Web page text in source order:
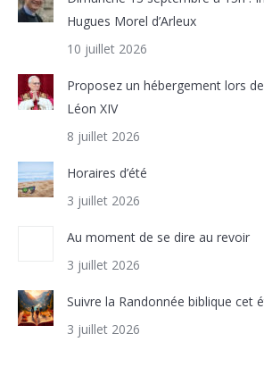
Hugues Morel d’Arleux
10 juillet 2026
Proposez un hébergement lors
Léon XIV
8 juillet 2026
Horaires d’été
3 juillet 2026
Au moment de se dire au revoir
3 juillet 2026
Suivre la Randonnée biblique cet
3 juillet 2026